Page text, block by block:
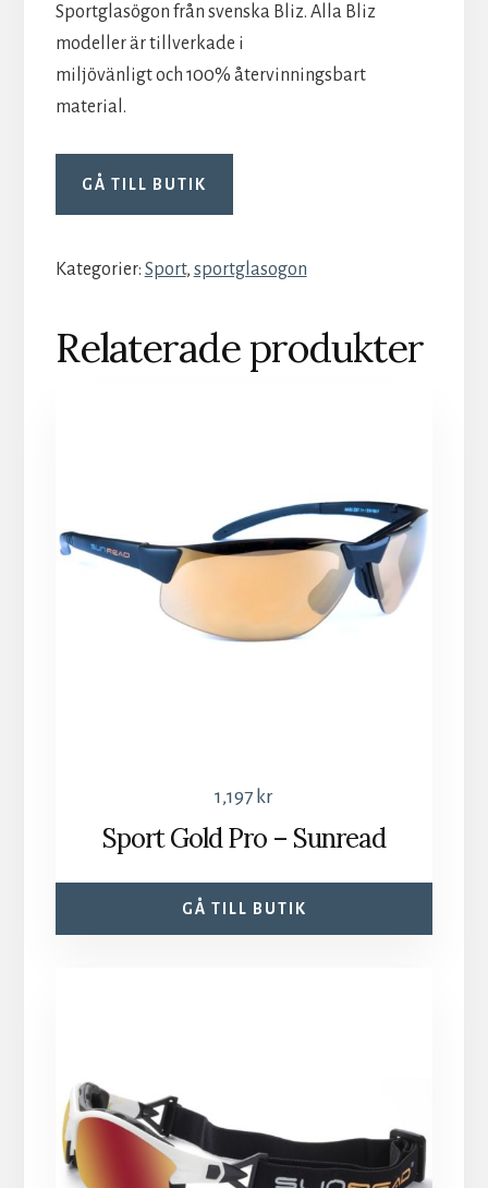
Sportglasögon från svenska Bliz. Alla Bliz
modeller är tillverkade i
miljövänligt och 100% återvinningsbart
material.
GÅ TILL BUTIK
Kategorier: Sport, sportglasogon
Relaterade produkter
1,197 kr
Sport Gold Pro – Sunread
GÅ TILL BUTIK